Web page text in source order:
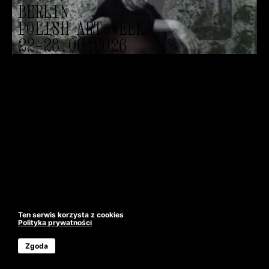
BERLIN
BERLIN
POLISH ART WEEK
22–28.06.2026
Ten serwis korzysta z cookies
Polityka prywatności
Zgoda